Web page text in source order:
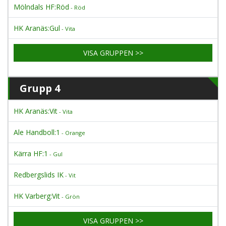
Mölndals HF:Röd - Röd
HK Aranäs:Gul - Vita
VISA GRUPPEN >>
Grupp 4
HK Aranäs:Vit - Vita
Ale Handboll:1 - Orange
Kärra HF:1 - Gul
Redbergslids IK - Vit
HK Varberg:Vit - Grön
VISA GRUPPEN >>